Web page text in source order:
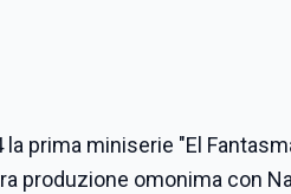
la prima miniserie "El
produzione omonima con